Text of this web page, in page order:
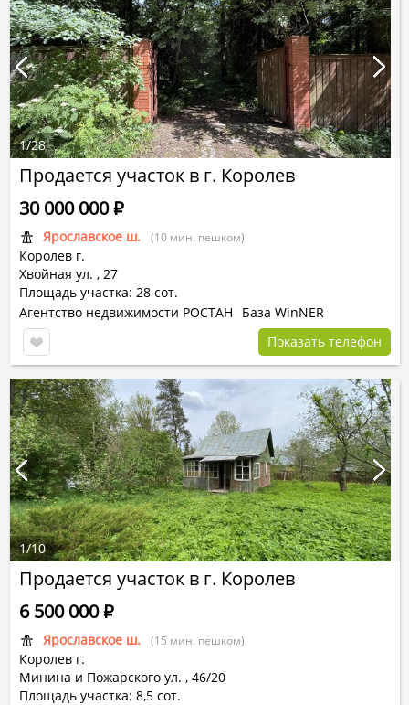
Продается участок в г. Королев
Ярославское ш. (10 мин. пешком)
Королев г.
Хвойная ул. , 27
Площадь участка: 28 сот.
30 000 000Р
Агентство недвижимости РОСТАН
База WinNER
Показать телефон
1/28
Продается участок в г. Королев
Ярославское ш. (15 мин. пешком)
Королев г.
Минина и Пожарского ул. , 46/20
Площадь участка: 8,5 сот.
6 500 000Р
1/10